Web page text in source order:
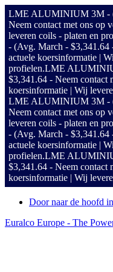
LME ALUMINIUM 3M -
Neem contact met ons op
leveren coils - platen en
- (Avg. March - $3,341.64
actuele koersinformatie |
profielen.LME
$3,341.64 - Neem contact
koersinformatie | Wij
LME ALUMINIUM 3M -
Neem contact met ons op
leveren coils - platen en
- (Avg. March - $3,341.64
actuele koersinformatie |
profielen.LME
$3,341.64 - Neem contact
koersinformatie | Wij
Door naar de hoofd
Euralco Europe - The